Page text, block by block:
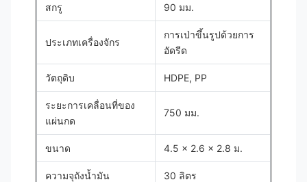
สกรู 90 มม.
ประเภทเครื่องจักร
การเป่าขึ้นรูปด้วยการ
อัดรีด
วัตถุดิบ HDPE, PP
ระยะการเคลื่อนที่ของ
แผ่นกด
750 มม.
ขนาด 4.5 x 2.6 x 2.8 ม.
ความจุถังน้ำมัน 30 ลิตร